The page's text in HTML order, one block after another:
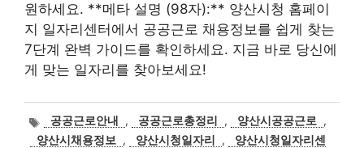
원하세요. **메타 설명 (98자):** 양산시청 홈페이
지 일자리센터에서 공공근로 채용정보를 쉽게 찾는
7단계 완벽 가이드를 확인하세요. 지금 바로 당신에
게 맞는 일자리를 찾아보세요!
태
그
공공근로안내 , 공공근로총정리 , 양산시공공근로
,
양산시채용정보
, 양산시청일자리 ,
양산시청일자리센